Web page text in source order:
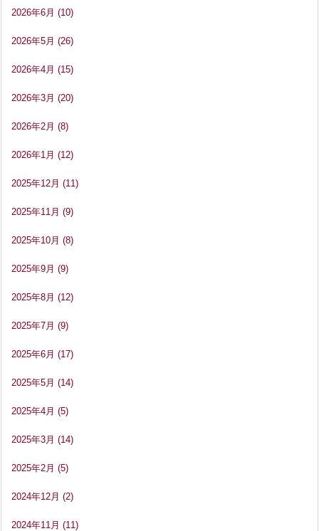
2026年6月 (10)
2026年5月 (26)
2026年4月 (15)
2026年3月 (20)
2026年2月 (8)
2026年1月 (12)
2025年12月 (11)
2025年11月 (9)
2025年10月 (8)
2025年9月 (9)
2025年8月 (12)
2025年7月 (9)
2025年6月 (17)
2025年5月 (14)
2025年4月 (5)
2025年3月 (14)
2025年2月 (5)
2024年12月 (2)
2024年11月 (11)